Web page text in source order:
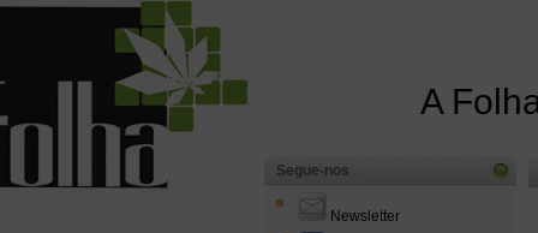
A
Segue-nos
Newsletter